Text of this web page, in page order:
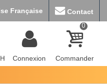
Française Contact
Connexion
0
Commander